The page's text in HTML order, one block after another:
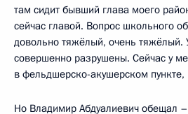
там сидит бывший глава моего
сейчас главой. Вопрос школьного
довольно тяжёлый, очень тяжёлый.
совершенно разрушены. Сейчас у
в фельдшерско-акушерском пункте,
Но Владимир Абдуалиевич обещал